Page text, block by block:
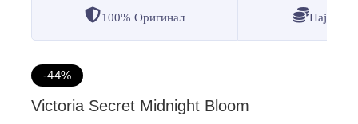
100% Оригинал
-44%
Victoria Secret Midnight Bloom